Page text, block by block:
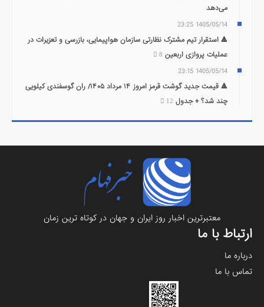
می‌دهد
1405/05/14 23:25
🔺 استقرار تیم مشترک نظارتی سازمان هواپیمایی، بازرسی و تعزیرات در
عملیات پروازی اربعین 8
1405/05/14 23:15
🔺 قیمت جدید گوشت قرمز امروز ۱۴ مرداد ۱۴۰۵/ ران گوسفندی کیلویی
چند شد؟ + جدول 12
معتبرترين اخبار روز ایران و جهان در کوتاه ترین زمان
ارتباط با ما
درباره ما
تماس با ما